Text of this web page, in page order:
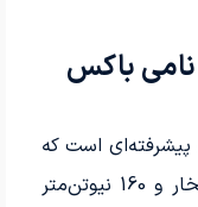
باکس
پیشرفته‌ای است که
به موتور الکتریکی با توان 94 اسب بخار و 160 نیوتن‌متر